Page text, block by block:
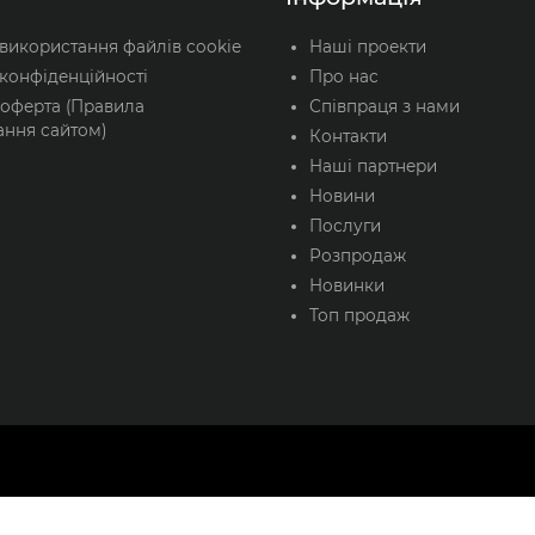
файлів cookie
(Правила
сайтом)
Наші проекти
Про нас
Співпраця з нами
Контакти
Наші партнери
Новини
Послуги
Розпродаж
Новинки
Топ продаж